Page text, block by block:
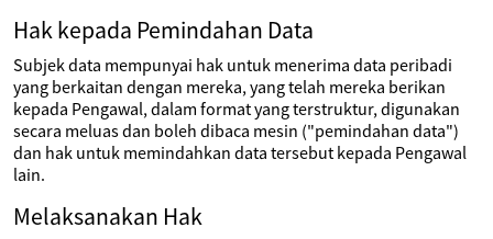
Hak kepada Pemindahan Data
Subjek data mempunyai hak untuk menerima data peribadi
yang berkaitan dengan mereka, yang telah mereka berikan
kepada Pengawal, dalam format yang terstruktur, digunakan
secara meluas dan boleh dibaca mesin ("pemindahan data")
dan hak untuk memindahkan data tersebut kepada Pengawal
lain.
Melaksanakan Hak